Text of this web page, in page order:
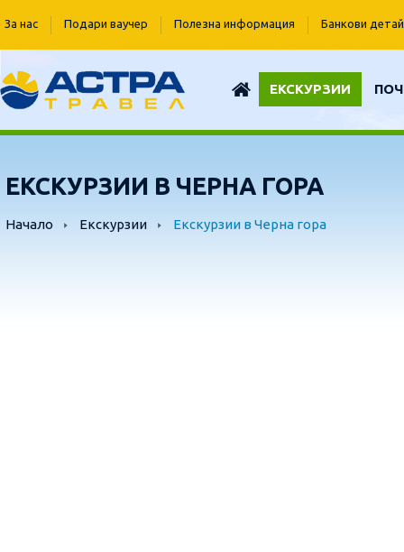
За нас Подари ваучер Полезна информация Банкови
ЕКСКУРЗИИ
ЕКСКУРЗИИ В ЧЕРНА ГОРА
Начало Екскурзии Екскурзии в Черна гора